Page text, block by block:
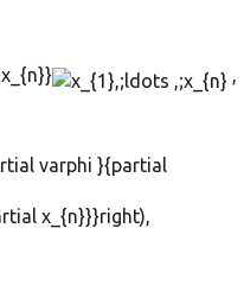
,
varphi }{partial